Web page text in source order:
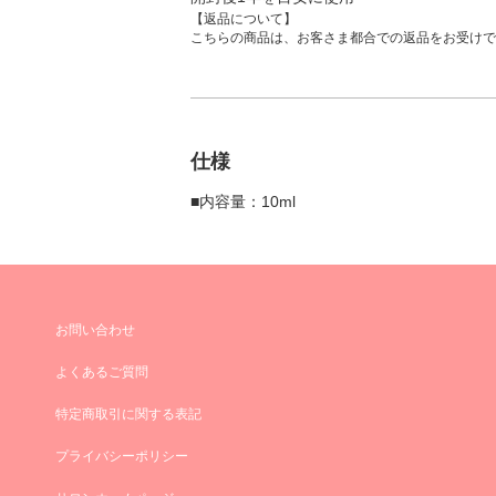
【返品について】
こちらの商品は、お客さま都合での返品をお受け
仕様
■内容量：10ml
お問い合わせ
よくあるご質問
特定商取引に関する表記
プライバシーポリシー